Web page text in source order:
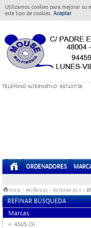
Utilizamos cookies para mejorar su
este tipo de cookies. Aceptar
TELEFONO ALTERNATIVO: 687431736
ORDENADORES
Inicio > Perifericos » Ratones pc´s »
REFINAR BÚSQUEDA
Marcas
ASUS (3)